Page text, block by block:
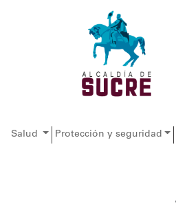
Salud Protección y seguridad